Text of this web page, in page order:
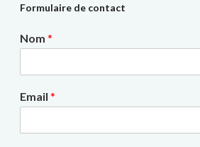
Formulaire de contact
Nom *
Email *